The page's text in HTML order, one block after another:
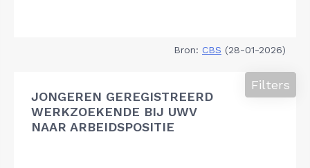
Bron: CBS (28-01-2026)
JONGEREN GEREGISTREERD
WERKZOEKENDE BIJ UWV
NAAR ARBEIDSPOSITIE
Filters